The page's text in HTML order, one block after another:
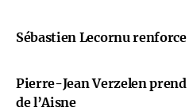
Sébastien Lecornu
Pierre-Jean Verzelen
de l’Aisne